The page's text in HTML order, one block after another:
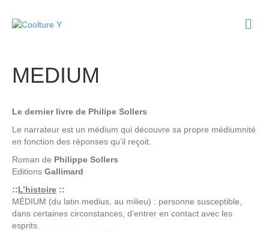
MEDIUM
Le dernier livre de Philipe Sollers
Le narrateur est un médium qui découvre sa propre médiumnité
en fonction des réponses qu’il reçoit.
Roman de Philippe Sollers
Editions Gallimard
::L’histoire ::
MÉDIUM (du latin medius, au milieu) : personne susceptible,
dans certaines circonstances, d’entrer en contact avec les
esprits.